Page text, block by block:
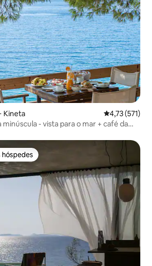
Kineta 4,73 de uma
4,73 (571)
minúscula - vista para o mar + café da
preferidos dos hóspedes
hóspedes